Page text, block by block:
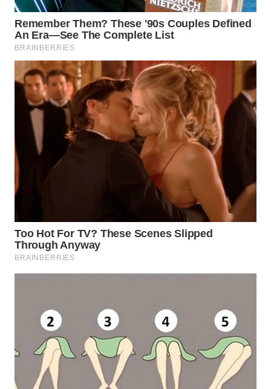
INDRAMAYU
WN
WN
MAJALENGKA
WN
SUBANG
WN
PURWAKARTA
WN
SEMARANG
WN
SOLO